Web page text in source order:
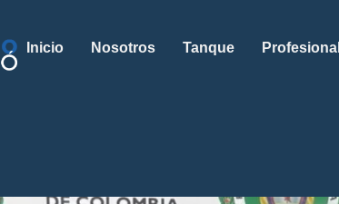
Inicio Nosotros Tanque